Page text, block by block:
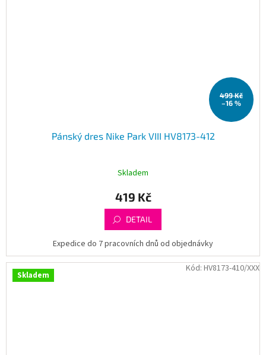
499 Kč
–16 %
Pánský dres Nike Park VIII HV8173-412
Skladem
419 Kč
DETAIL
Expedice do 7 pracovních dnů od objednávky
Skladem
Kód: HV8173-410/XXX